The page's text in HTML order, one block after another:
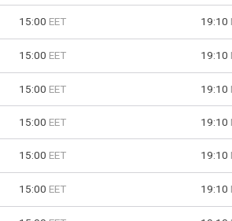
15:00 EET 19:10
15:00 EET 19:10
15:00 EET 19:10
15:00 EET 19:10
15:00 EET 19:10
15:00 EET 19:10